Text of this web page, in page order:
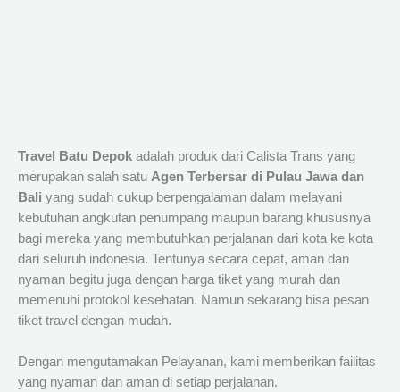
Travel Batu Depok adalah produk dari Calista Trans yang
merupakan salah satu Agen Terbersar di Pulau Jawa dan
Bali yang sudah cukup berpengalaman dalam melayani
kebutuhan angkutan penumpang maupun barang khususnya
bagi mereka yang membutuhkan perjalanan dari kota ke kota
dari seluruh indonesia. Tentunya secara cepat, aman dan
nyaman begitu juga dengan harga tiket yang murah dan
memenuhi protokol kesehatan. Namun sekarang bisa pesan
tiket travel dengan mudah.
Dengan mengutamakan Pelayanan, kami memberikan failitas
yang nyaman dan aman di setiap perjalanan.